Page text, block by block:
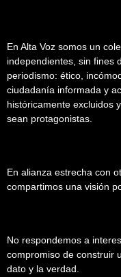
En Alta Voz somos un
independientes, sin fines
periodismo: ético,
ciudadanía informada y
históricamente excluidos
sean protagonistas.
En alianza estrecha con
compartimos una visión
No respondemos a
compromiso de construir
dato y la verdad.